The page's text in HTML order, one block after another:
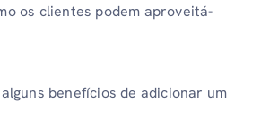
os clientes podem aproveitá-
benefícios de adicionar um